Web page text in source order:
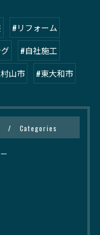
#リフォーム
#自社施工
山市 #東大和市
Categories